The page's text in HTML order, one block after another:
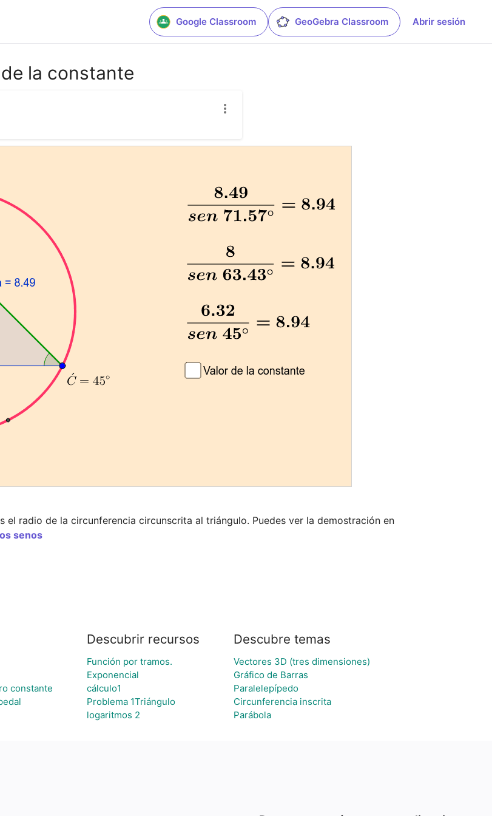
Google Classroom GeoGebra Classroom Abrir sesión
la constante
el radio de la circunferencia circunscrita al triángulo. Puedes ver la demostración en
senos
constante
Descubrir recursos
Función por tramos.
Exponencial
cálculo1
Problema 1Triángulo
logaritmos 2
Descubre temas
Vectores 3D (tres dimensiones)
Gráfico de Barras
Paralelepípedo
Circunferencia inscrita
Parábola